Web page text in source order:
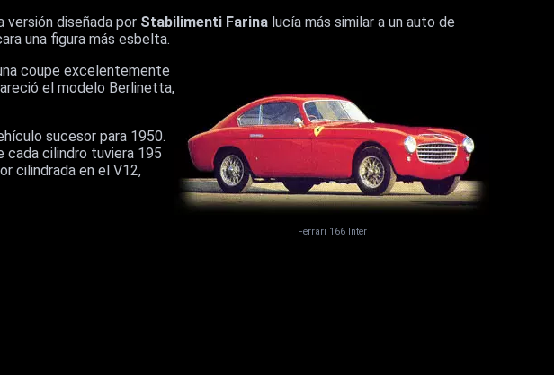
diseñada por Stabilimenti Farina lucía más similar a un auto de
una figura más esbelta.
Ferrari 166 Inter
coupe excelentemente
el modelo Berlinetta,
sucesor para 1950.
cada cilindro tuviera 195
cilindrada en el V12,